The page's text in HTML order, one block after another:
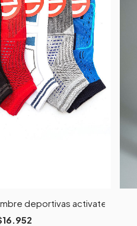
deportivas activate surtidas